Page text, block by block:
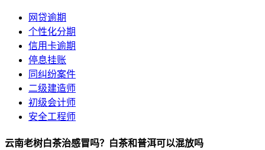
网贷逾期
个性化分期
信用卡逾期
停息挂账
同纠纷案件
二级建造师
初级会计师
安全工程师
云南老树白茶治感冒吗？白茶和普洱可以混放吗